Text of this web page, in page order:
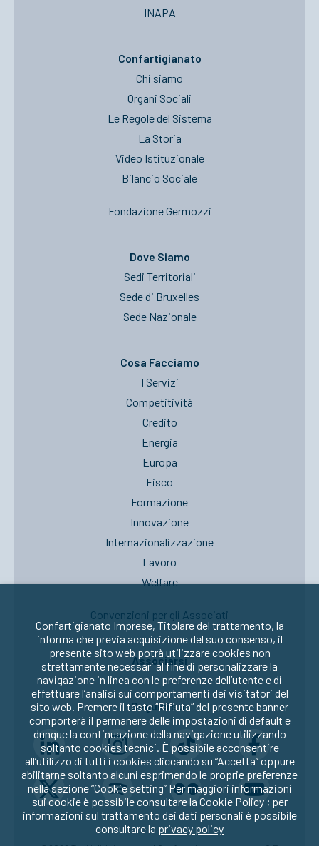
INAPA
Confartigianato
Chi siamo
Organi Sociali
Le Regole del Sistema
La Storia
Video Istituzionale
Bilancio Sociale
Fondazione Germozzi
Dove Siamo
Sedi Territoriali
Sede di Bruxelles
Sede Nazionale
Cosa Facciamo
I Servizi
Competitività
Credito
Energia
Europa
Fisco
Formazione
Innovazione
Internazionalizzazione
Lavoro
Welfare
Convenzioni per gli Associati
Associarsi
Seguici su:
Confartigianato Imprese, Titolare del trattamento, la
informa che previa acquisizione del suo consenso, il
presente sito web potrà utilizzare cookies non
strettamente necessari al fine di personalizzare la
navigazione in linea con le preferenze dell’utente e di
effettuare l’analisi sui comportamenti dei visitatori del
sito web. Premere il tasto “Rifiuta” del presente banner
comporterà il permanere delle impostazioni di default e
dunque la continuazione della navigazione utilizzando
soltanto cookies tecnici. È possibile acconsentire
all’utilizzo di tutti i cookies cliccando su “Accetta” oppure
abilitarne soltanto alcuni esprimendo le proprie preferenze
nella sezione “Cookie setting” Per maggiori informazioni
sui cookie è possibile consultare la Cookie Policy; per
informazioni sul trattamento dei dati personali è possibile
consultare la privacy policy